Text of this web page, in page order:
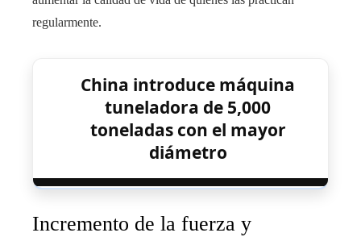
regularmente.
China introduce máquina
tuneladora de 5,000
toneladas con el mayor
diámetro
Incremento de la fuerza y